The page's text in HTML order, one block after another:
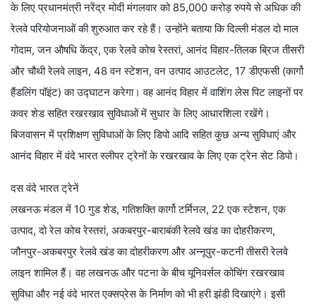
के लिए प्रधानमंत्री नरेंद्र मोदी मंगलवार को 85,000 करोड़ रुपये से अधिक की
रेलवे परियोजनाओं की शुरुआत कर रहे हैं। उन्होंने बताया कि दिल्ली मंडल दो माल
गोदाम, जन औषधि केंद्र, एक रेलवे कोच रेस्तरां, आनंद विहार-तिलक ब्रिज तीसरी
और चौथी रेलवे लाइन, 48 वन स्टेशन, वन उत्पाद आउटलेट, 17 डीएफसी (कार्गो
हैंडलिंग पॉइंट) का उद्घाटन करेगा। वह आनंद विहार में वाशिंग लेस पिट लाइनों पर
कवर शेड सहित रखरखाव सुविधाओं में सुधार के लिए आधारशिला रखेंगे।
बिजवासन में प्रशिक्षण सुविधाओं के लिए डिपो आदि सहित कुछ अन्य सुविधाएं और
आनंद विहार में वंदे भारत स्लीपर ट्रेनों के रखरखाव के लिए एक ट्रेन सेट डिपो।
दस वंदे भारत ट्रेनें
लखनऊ मंडल में 10 गुड शेड, गतिशक्ति कार्गो टर्मिनल, 22 एक स्टेशन, एक
उत्पाद, दो रेल कोच रेस्तरां, अकबरपुर-बाराबंकी रेलवे खंड का दोहरीकरण,
जौनपुर-अकबरपुर रेलवे खंड का दोहरीकरण और अन्नूपुर-कटनी तीसरी रेलवे
लाइन शामिल हैं। वह लखनऊ और पटना के बीच यूनिवर्सल कोचिंग रखरखाव
सुविधा और नई वंदे भारत एक्सप्रेस के निर्माण को भी हरी झंडी दिखाएंगे। इसी